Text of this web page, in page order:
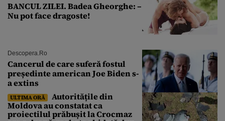
BANCUL ZILEI. Badea Gheorghe: –
Nu pot face dragoste!
Descopera.ro
Cancerul de care suferă fostul
președinte american Joe Biden s-
a extins
ULTIMA ORĂ
Autoritățile din
Moldova au constatat ca
proiectilul prăbușit la Crocmaz